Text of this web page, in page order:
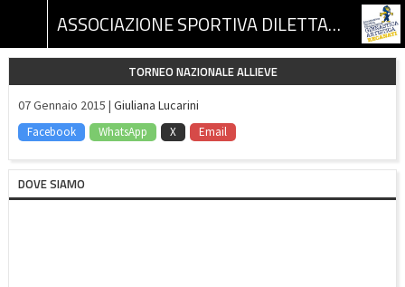
ASSOCIAZIONE SPORTIVA DILETTANTISTICA GINNASTICA ARTISTICA RECANATI
TORNEO NAZIONALE ALLIEVE
07 Gennaio 2015 | Giuliana Lucarini
Facebook WhatsApp X Email
DOVE SIAMO